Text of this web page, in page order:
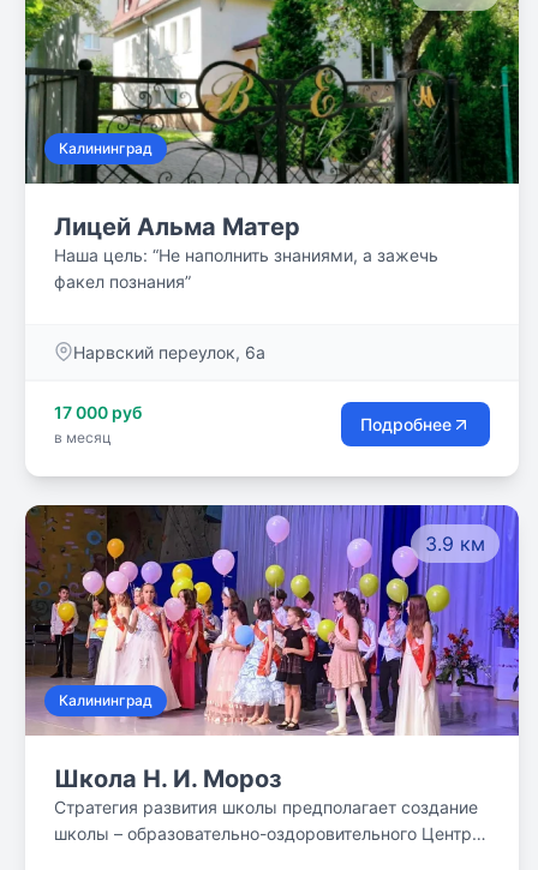
Калининград
Лицей Альма Матер
Наша цель: “Не наполнить знаниями, а зажечь
факел познания”
Нарвский переулок, 6а
17 000 руб
в месяц
Подробнее
3.9 км
Калининград
Школа Н. И. Мороз
Стратегия развития школы предполагает создание
школы – образовательно-оздоровительного Центра,